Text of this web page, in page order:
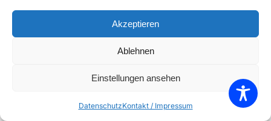
Akzeptieren
Ablehnen
Einstellungen ansehen
DatenschutzKontakt / Impressum
Add to Wishlist